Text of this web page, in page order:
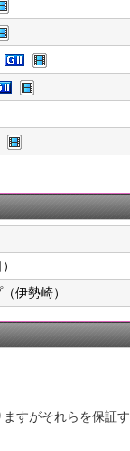
伊勢崎）
すがそれらを保証